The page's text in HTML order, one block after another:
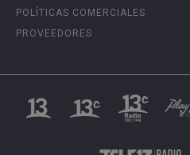
POLÍTICAS COMERCIALES
PROVEEDORES